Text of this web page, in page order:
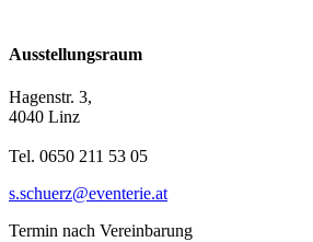
Ausstellungsraum
Hagenstr. 3,
4040 Linz
Tel. 0650 211 53 05
s.schuerz@eventerie.at
Termin nach Vereinbarung